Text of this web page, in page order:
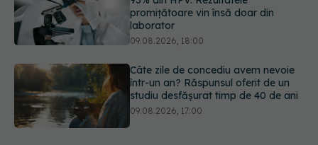
Câte zile de concediu avem nevoie
într-un an? Răspunsul oferit de un
studiu desfășurat timp de 40 de ani
Reclamele din platformele medicale
AI pot influența prescrierea